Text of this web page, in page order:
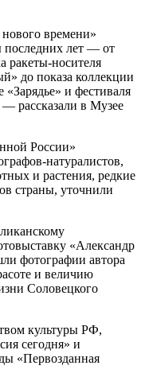
времени»
последних лет — от
ракеты-носителя
до показа коллекции
«Зарядье» и фестиваля
рассказали в Музее
России»
натуралистов,
и растения, редкие
страны, уточнили
«Александр
фотографии автора
и величию
Соловецкого
культуры РФ,
сегодня» и
«Первозданная